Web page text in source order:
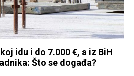
idu i do 7.000 €, a iz BiH
Što se događa?